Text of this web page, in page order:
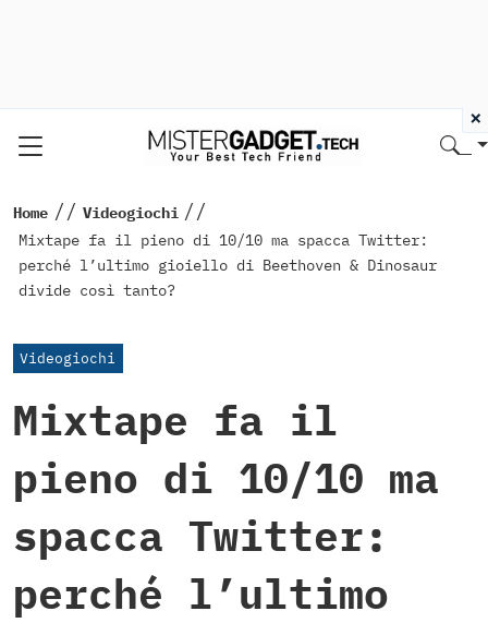
Home // Videogiochi //
Mixtape fa il pieno di 10/10 ma spacca Twitter:
perché l’ultimo gioiello di Beethoven & Dinosaur
divide così tanto?
Videogiochi
Mixtape fa il
pieno di 10/10 ma
spacca Twitter:
perché l’ultimo
×